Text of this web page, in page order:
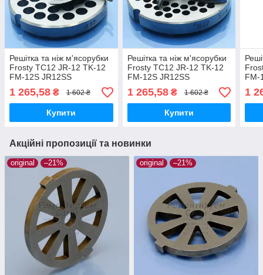
Решітка та ніж м'ясорубки
Frosty TC12 JR-12 TK-12
FM-12S JR12SS
нержавійка котлетна 8мм
Enterprise
1 265,58 ₴ 1 602 ₴
Купити
Решітка та ніж м'ясорубки
Frosty TC12 JR-12 TK-12
FM-12S JR12SS
нержавійка котлетна 5мм
Enterprise
1 265,58₴ 1 602 ₴
Купити
FM-
1
Акційні пропозиції та новинки
original –21% original –21%